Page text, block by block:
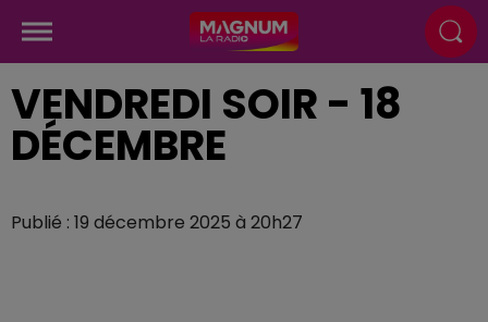
VENDREDI SOIR - 18
DÉCEMBRE
Publié : 19 décembre 2025 à 20h27